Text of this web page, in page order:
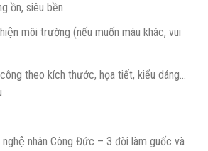
ồn, siêu bền
môi trường (nếu muốn màu khác, vui
theo kích thước, họa tiết, kiểu dáng…
nhân Công Đức – 3 đời làm guốc và